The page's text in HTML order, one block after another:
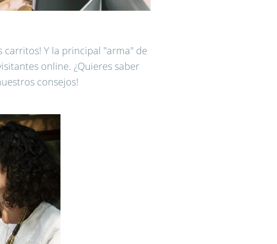
carritos! Y la principal "arma" de
online. ¿Quieres saber
consejos!